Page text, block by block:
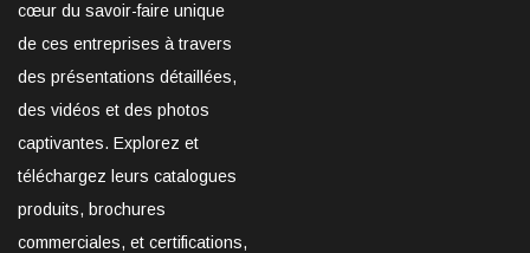
cœur du savoir-faire unique
de ces entreprises à travers
des présentations détaillées,
des vidéos et des photos
captivantes. Explorez et
téléchargez leurs catalogues
produits, brochures
commerciales, et certifications,